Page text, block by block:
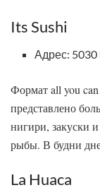
Its Sushi
Адрес: 5030
Формат all you
представлено
нигири, закуски
рыбы. В будни
La Huaca